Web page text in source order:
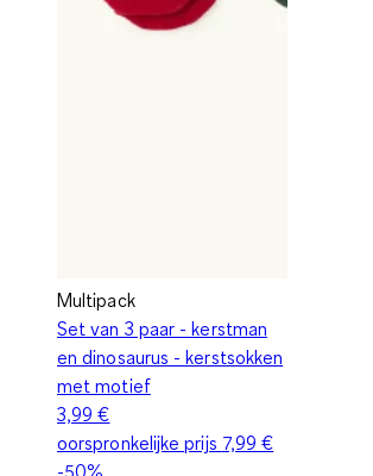
Multipack
Set van 3 paar - kerstman
en dinosaurus - kerstsokken
met motief
3,99 €
oorspronkelijke prijs 7,99 €
-50%